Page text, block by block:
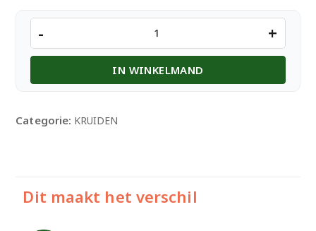
TRS
methi
Seeds
300gm
- +
IN WINKELMAND
Categorie: KRUIDEN
Dit maakt het verschil